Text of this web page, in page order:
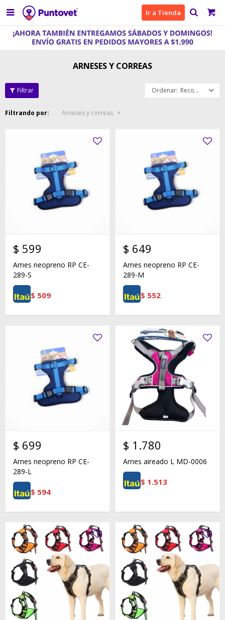
 Ir a Tienda
ARNESES Y CORREAS
Recomendados
Filtrando por: Arneses y correas
$ 599
Arnes neopreno RP CE-
289-S
$ 509
$ 649
Arnes neopreno RP CE-
289-M
$ 552
$ 699
Arnes neopreno RP CE-
289-L
$ 594
$ 1.780
Arnes aireado L MD-0006
$ 1.513